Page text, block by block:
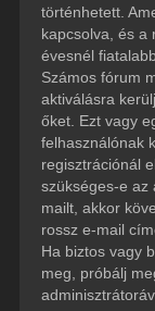
történhetett.
kapcsolva, és a
évesnél
Számos fórum
aktiválásra
őket. Ezt vagy
felhasználónak
regisztrációnál
szükséges-e az
mailt, akkor
rossz e-mail
Ha biztos vagy
meg, próbálj